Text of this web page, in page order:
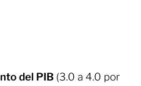
del PIB (3.0 a 4.0 por